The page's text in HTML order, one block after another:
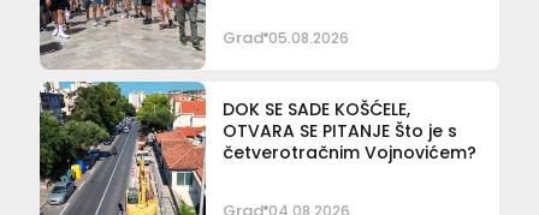
Grad 05.08.2026
DOK SE SADE KOŠĆELE,
OTVARA SE PITANJE Što je s
četverotračnim Vojnovićem?
04.08.2026